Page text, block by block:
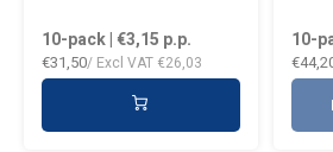
10-pack | €3,15 p.p.
€31,50/ Excl VAT €26,03
10-